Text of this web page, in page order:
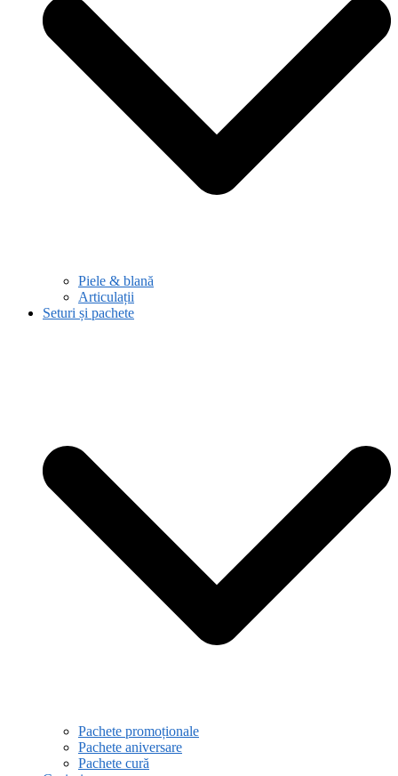
Piele & blană
Articulații
Seturi și pachete
Pachete promoționale
Pachete aniversare
Pachete cură